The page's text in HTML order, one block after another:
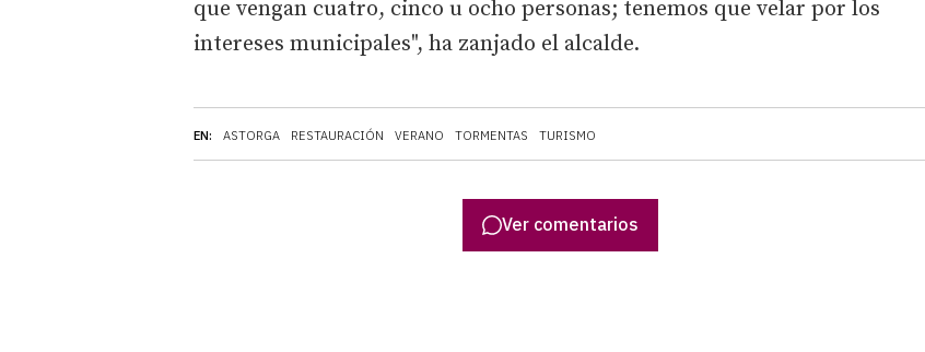
EN: ASTORGA RESTAURACIÓN VERANO TORMENTAS TURISMO
que vengan cuatro, cinco u ocho personas; tenemos que velar por los
intereses municipales", ha zanjado el alcalde.
Ver comentarios